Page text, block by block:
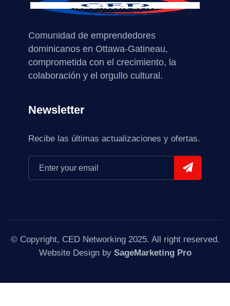
Comunidad de emprendedores
dominicanos en Ottawa-Gatineau,
comprometida con el crecimiento, la
colaboración y el orgullo cultural.
Newsletter
Recibe las últimas actualizaciones y ofertas.
© Copyright, CED Networking 2025. All right reserved.
Website Design by SageMarketing Pro